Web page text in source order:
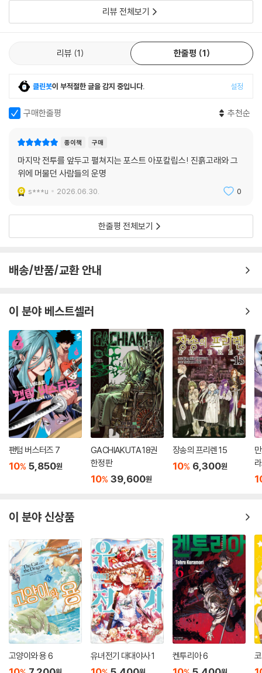
리뷰 전체보기
리뷰 1 한줄평 1
클린봇이 부적절한 글을 감지 중입니다. 설정
구매한줄평 추천순
종이책 구매
마지막 전투를 앞두고 펼쳐지는 포스트 아포칼립스! 진흙고래와 그
위에 머물던 사람들의 운명
s***u 2026.06.30. 0
한줄평 전체보기
배송/반품/교환 안내
이 분야 베스트셀러
팬텀 버스터즈 7
10% 5,850원
GACHIAKUTA 18권
한정판
10% 39,600원
장송의 프리렌 15
10% 6,300원
이 분야 신상품
고양이와 용 6 유녀전기 대대야사 1 켄투리아 6